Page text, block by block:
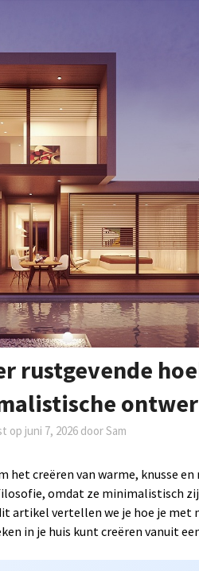
rustgevende
op juni 7, 2026doorSam
het creëren van warme, knusse
omdat ze minimalistisch
artikel vertellen we je hoe je met
in je huis kunt creëren vanuit